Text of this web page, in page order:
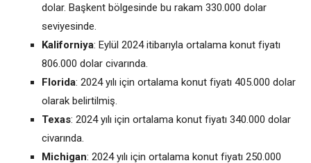
dolar. Başkent bölgesinde bu rakam 330.000 dolar
seviyesinde.
Kaliforniya: Eylül 2024 itibarıyla ortalama konut fiyatı
806.000 dolar civarında.
Florida: 2024 yılı için ortalama konut fiyatı 405.000 dolar
olarak belirtilmiş.
Texas: 2024 yılı için ortalama konut fiyatı 340.000 dolar
civarında.
Michigan: 2024 yılı için ortalama konut fiyatı 250.000